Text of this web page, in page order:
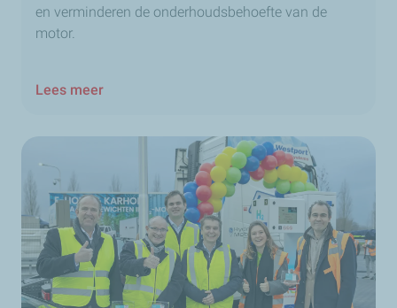
en verminderen de onderhoudsbehoefte van de
motor.
Lees meer